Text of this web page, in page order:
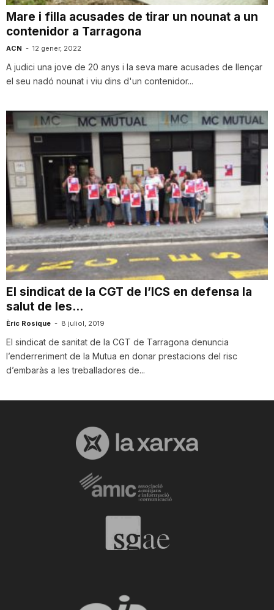
u
a
t
d
e
T
a
r
r
Mare i filla acusades de tirar un nounat a un
contenidor a Tarragona
ACN - 12 gener, 2022
A judici una jove de 20 anys i la seva mare acusades de llençar
el seu nadó nounat i viu dins d'un contenidor...
El sindicat de la CGT de l’ICS en defensa la
salut de les...
Èric Rosique - 8 juliol, 2019
El sindicat de sanitat de la CGT de Tarragona denuncia
l’enderreriment de la Mutua en donar prestacions del risc
d’embaràs a les treballadores de...